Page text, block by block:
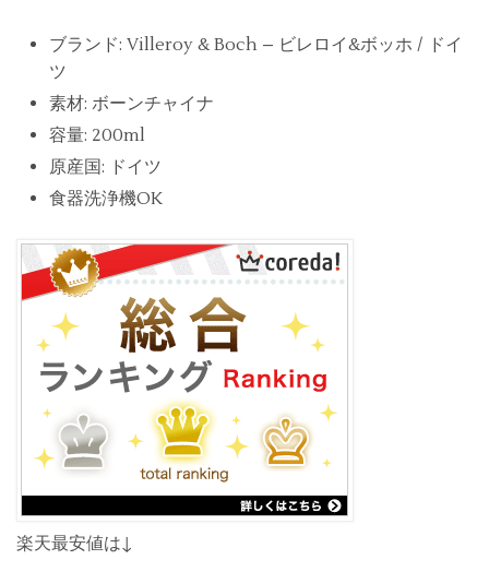
ブランド: Villeroy & Boch – ビレロイ&ボッホ / ドイ
ツ
素材: ボーンチャイナ
容量: 200ml
原産国: ドイツ
食器洗浄機OK
楽天最安値は↓